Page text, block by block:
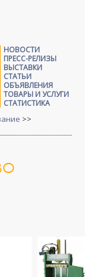
НОВОСТИ
ПРЕСС-РЕЛИЗЫ
ВЫСТАВКИ
СТАТЬИ
ОБЪЯВЛЕНИЯ
ТОВАРЫ И УСЛУГИ
СТАТИСТИКА
>>